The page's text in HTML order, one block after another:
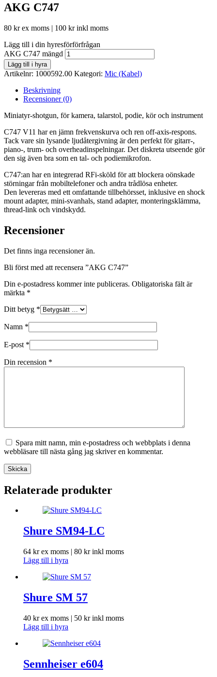
AKG C747
80 krex moms | 100 krinkl moms
Lägg till i din hyresförförfrågan
AKG C747 mängd
Lägg till i hyra
Artikelnr: 1000592.00 Kategori: Mic (Kabel)
Beskrivning
Recensioner (0)
Miniatyr-shotgun, för kamera, talarstol, podie, kör och instrument
C747 V11 har en jämn frekvenskurva och ren off-axis-respons.
Tack vare sin lysande ljudåtergivning är den perfekt för gitarr-,
piano-, trum- och overheadinspelningar. Det diskreta utseende gör
den sig även bra som en tal- och podiemikrofon.
C747:an har en integrerad RFi-sköld för att blockera oönskade
störningar från mobiltelefoner och andra trådlösa enheter.
Den levereras med ett omfattande tillbehörsset, inklusive en shock
mount adapter, mini-svanhals, stand adapter, monteringsklämma,
thread-link och vindskydd.
Recensioner
Det finns inga recensioner än.
Bli först med att recensera ”AKG C747”
Din e-postadress kommer inte publiceras. Obligatoriska fält är
märkta *
Ditt betyg *
Namn *
E-post *
Din recension *
Spara mitt namn, min e-postadress och webbplats i denna
webbläsare till nästa gång jag skriver en kommentar.
Skicka
Relaterade produkter
Shure SM94-LC
64 krex moms | 80 krinkl moms
Lägg till i hyra
Shure SM 57
40 krex moms | 50 krinkl moms
Lägg till i hyra
Sennheiser e604